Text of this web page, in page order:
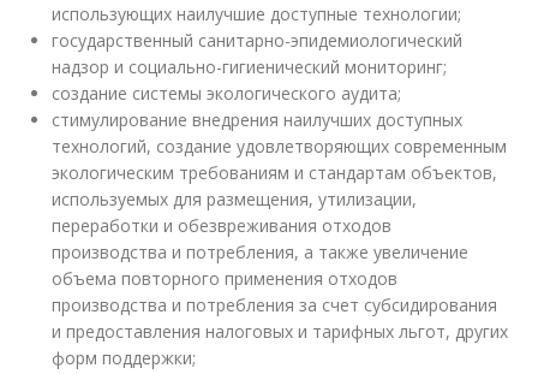
использующих наилучшие доступные технологии;
государственный санитарно-эпидемиологический
надзор и социально-гигиенический мониторинг;
создание системы экологического аудита;
стимулирование внедрения наилучших доступных
технологий, создание удовлетворяющих современным
экологическим требованиям и стандартам объектов,
используемых для размещения, утилизации,
переработки и обезвреживания отходов
производства и потребления, а также увеличение
объема повторного применения отходов
производства и потребления за счет субсидирования
и предоставления налоговых и тарифных льгот, других
форм поддержки;